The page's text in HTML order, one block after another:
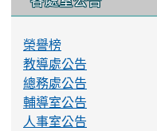
榮譽榜
教導處公告
總務處公告
輔導室公告
人事室公告